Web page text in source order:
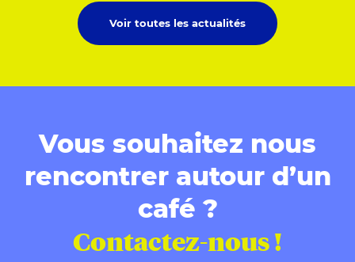
Voir toutes les actualités
Vous souhaitez nous
rencontrer autour d’un
café ?
Contactez-nous !